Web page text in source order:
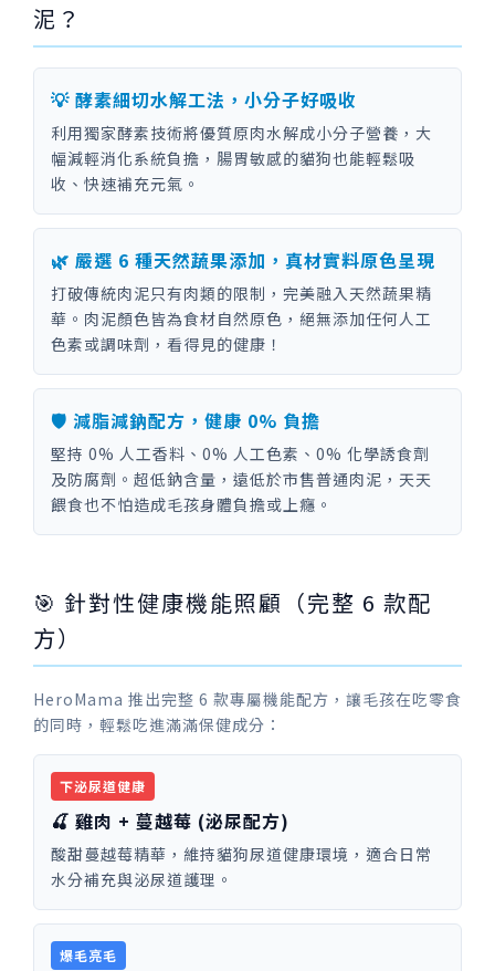
泥？
💡 酵素細切水解工法，小分子好吸收
利用獨家酵素技術將優質原肉水解成小分子營養，大
幅減輕消化系統負擔，腸胃敏感的貓狗也能輕鬆吸
收、快速補充元氣。
🌿 嚴選 6 種天然蔬果添加，真材實料原色呈現
打破傳統肉泥只有肉類的限制，完美融入天然蔬果精
華。肉泥顏色皆為食材自然原色，絕無添加任何人工
色素或調味劑，看得見的健康！
🛡️ 減脂減鈉配方，健康 0% 負擔
堅持 0% 人工香料、0% 人工色素、0% 化學誘食劑
及防腐劑。超低鈉含量，遠低於市售普通肉泥，天天
餵食也不怕造成毛孩身體負擔或上癮。
🎯 針對性健康機能照顧（完整 6 款配
方）
HeroMama 推出完整 6 款專屬機能配方，讓毛孩在吃零食
的同時，輕鬆吃進滿滿保健成分：
下泌尿道健康
🍒 雞肉 + 蔓越莓 (泌尿配方)
酸甜蔓越莓精華，維持貓狗尿道健康環境，適合日常
水分補充與泌尿道護理。
爆毛亮毛